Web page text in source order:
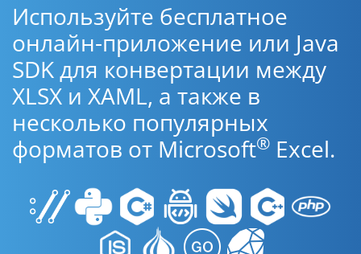
Используйте бесплатное
онлайн-приложение или Java
SDK для конвертации между
XLSX и XAML, а также в
несколько популярных
форматов от Microsoft® Excel.